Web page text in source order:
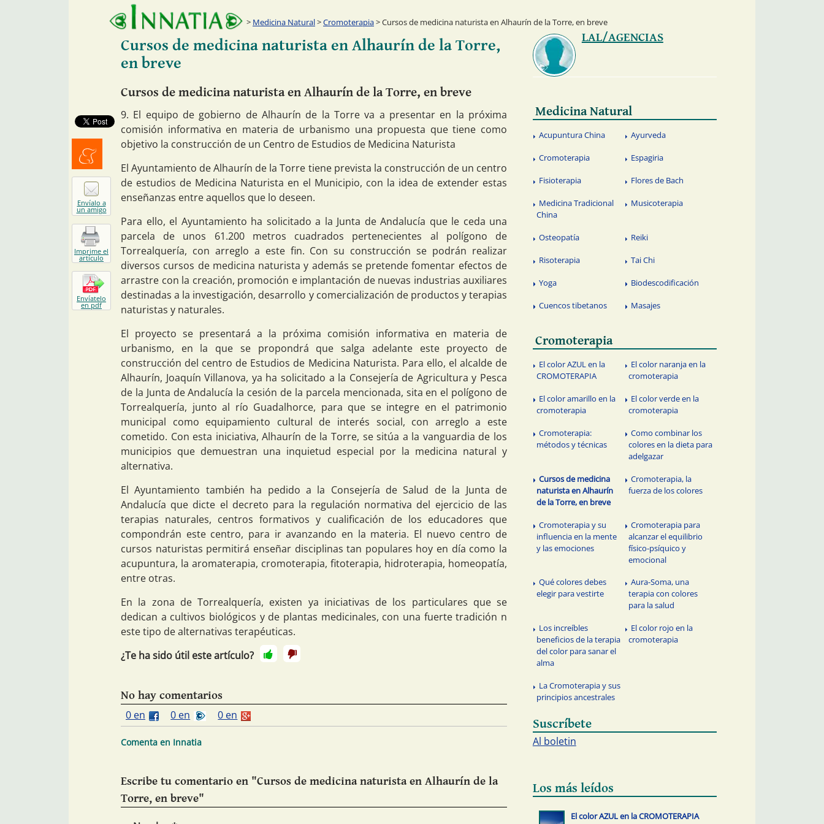
Medicina Natural>Cromoterapia> Cursos de medicina naturista en Alhaurín de la Torre, en breve
Cursos de medicina naturista en Alhaurín de la Torre,
en breve
Cursos de medicina naturista en Alhaurín de la Torre, en breve
9. El equipo de gobierno de Alhaurín de la Torre va a presentar en la próxima
comisión informativa en materia de urbanismo una propuesta que tiene como
objetivo la construcción de un Centro de Estudios de Medicina Naturista
El Ayuntamiento de Alhaurín de la Torre tiene prevista la construcción de un centro
de estudios de Medicina Naturista en el Municipio, con la idea de extender estas
enseñanzas entre aquellos que lo deseen.
Para ello, el Ayuntamiento ha solicitado a la Junta de Andalucía que le ceda una
parcela de unos 61.200 metros cuadrados pertenecientes al polígono de
Torrealquería, con arreglo a este fin. Con su construcción se podrán realizar
diversos cursos de medicina naturista y además se pretende fomentar efectos de
arrastre con la creación, promoción e implantación de nuevas industrias auxiliares
destinadas a la investigación, desarrollo y comercialización de productos y terapias
naturistas y naturales.
El proyecto se presentará a la próxima comisión informativa en materia de
urbanismo, en la que se propondrá que salga adelante este proyecto de
construcción del centro de Estudios de Medicina Naturista. Para ello, el alcalde de
Alhaurín, Joaquín Villanova, ya ha solicitado a la Consejería de Agricultura y Pesca
de la Junta de Andalucía la cesión de la parcela mencionada, sita en el polígono de
Torrealquería, junto al río Guadalhorce, para que se integre en el patrimonio
municipal como equipamiento cultural de interés social, con arreglo a este
cometido. Con esta iniciativa, Alhaurín de la Torre, se sitúa a la vanguardia de los
municipios que demuestran una inquietud especial por la medicina natural y
alternativa.
El Ayuntamiento también ha pedido a la Consejería de Salud de la Junta de
Andalucía que dicte el decreto para la regulación normativa del ejercicio de las
terapias naturales, centros formativos y cualificación de los educadores que
compondrán este centro, para ir avanzando en la materia. El nuevo centro de
cursos naturistas permitirá enseñar disciplinas tan populares hoy en día como la
acupuntura, la aromaterapia, cromoterapia, fitoterapia, hidroterapia, homeopatía,
entre otras.
En la zona de Torrealquería, existen ya iniciativas de los particulares que se
dedican a cultivos biológicos y de plantas medicinales, con una fuerte tradición n
este tipo de alternativas terapéuticas.
¿Te ha sido útil este artículo?
No hay comentarios
0 en
0 en 0 en
Comenta en Innatia
Escribe tu comentario en "Cursos de medicina naturista en Alhaurín de la
Torre, en breve"
LAL/AGENCIAS
Medicina Natural
Acupuntura China Ayurveda
Cromoterapia Espagiria
Fisioterapia Flores de Bach
Medicina Tradicional
China
Musicoterapia
Osteopatía Reiki
Risoterapia Tai Chi
Yoga Biodescodificación
Cuencos tibetanos Masajes
Cromoterapia
El color AZUL en la
CROMOTERAPIA
El color naranja en la
cromoterapia
El color amarillo en la
cromoterapia
El color verde en la
cromoterapia
Cromoterapia:
métodos y técnicas
Como combinar los
colores en la dieta para
adelgazar
Cursos de medicina
naturista en Alhaurín
de la Torre, en breve
Cromoterapia, la
fuerza de los colores
Cromoterapia y su
influencia en la mente
y las emociones
Cromoterapia para
alcanzar el equilibrio
físico-psíquico y
emocional
Qué colores debes
elegir para vestirte
Aura-Soma, una
terapia con colores
para la salud
Los increíbles
beneficios de la terapia
del color para sanar el
alma
El color rojo en la
cromoterapia
La Cromoterapia y sus
principios ancestrales
Suscríbete
Al boletin
Los más leídos
El color AZUL en la CROMOTERAPIA
Menéalo
Envíalo a
un amigo
Imprime el
artículo
Envíatelo
en pdf